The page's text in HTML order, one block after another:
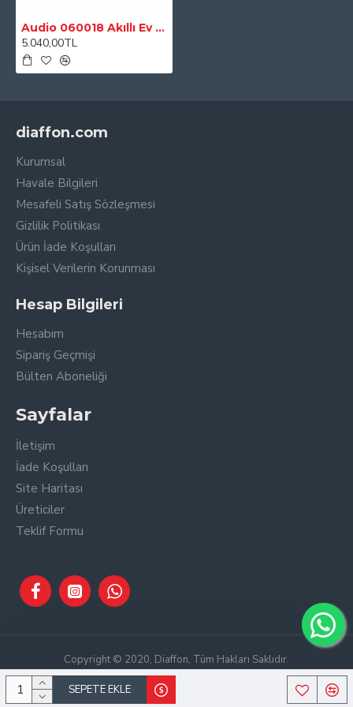
SEPETE EKLE
Audio 060018 Akıllı Ev Sistemi Ok 4 Otomasyon Kablosu(100 Mt)
5.040,00TL
diaffon.com
Kurumsal
Havale Bilgileri
Mesafeli Satış Sözleşmesi
Gizlilik Politikası
Ürün İade Koşulları
Kişisel Verilerin Korunması
Hesap Bilgileri
Hesabım
Sipariş Geçmişi
Bülten Aboneliği
Sayfalar
İletişim
İade Koşulları
Site Haritası
Üreticiler
Teklif Formu
Copyright © 2020, Diaffon, Tüm Hakları Saklıdır.